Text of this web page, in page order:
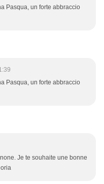
Pasqua, un forte abbraccio
Pasqua, un forte abbraccio
Je te souhaite une bonne